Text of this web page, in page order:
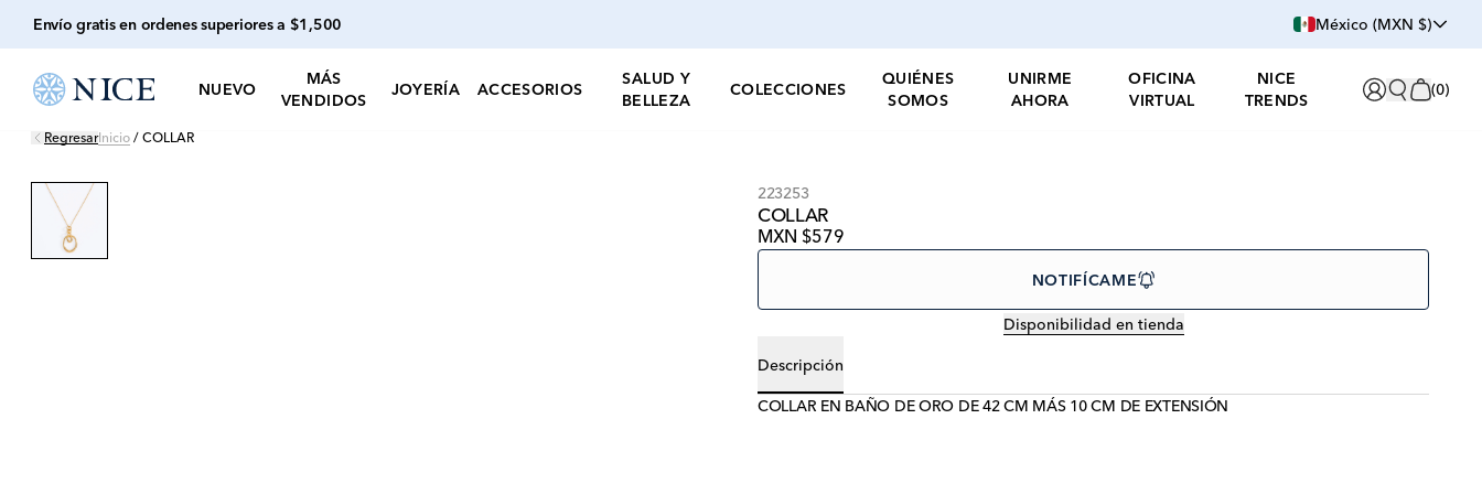
Envío gratis en ordenes superiores a $1,500 México (MXN $)
NUEVO
MÁS
VENDIDOS
JOYERÍA ACCESORIOS
SALUD Y
BELLEZA
COLECCIONES
QUIÉNES
SOMOS
UNIRME
AHORA
OFICINA
VIRTUAL
NICE
TRENDS
(0)
RegresarInicio / COLLAR
223253
COLLAR
MXN $579
NOTIFÍCAME
Disponibilidad en tienda
Descripción
COLLAR EN BAÑO DE ORO DE 42 CM MÁS 10 CM DE EXTENSIÓN